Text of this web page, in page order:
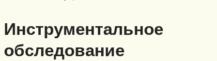
Инструментальное
обследование